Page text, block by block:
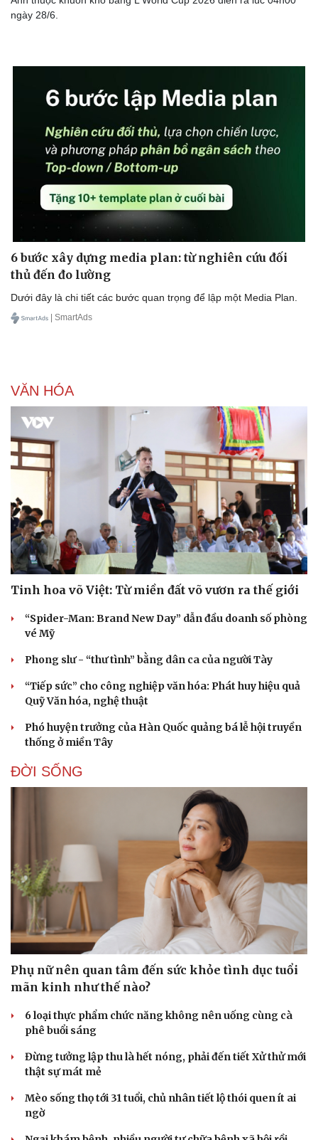
Doanh nghiệp
Thông tin doanh nghiệp
Doanh nghiệp 24h
Vì cộng đồng
Công nghệ
Tin Công nghệ
Chuyển đổi số
Sức khỏe
Cây thuốc
Sản phụ khoa
Đời sống
Blog
ngày 28/6.
6 bước xây dựng media plan: từ nghiên cứu đối
thủ đến đo lường
Dưới đây là chi tiết các bước quan trọng để lập một Media Plan.
| SmartAds
VĂN HÓA
Tinh hoa võ Việt: Từ miền đất võ vươn ra thế giới
“Spider-Man: Brand New Day” dẫn đầu doanh số phòng
vé Mỹ
Phong slư - “thư tình” bằng dân ca của người Tày
“Tiếp sức” cho công nghiệp văn hóa: Phát huy hiệu quả
Quỹ Văn hóa, nghệ thuật
Phó huyện trưởng của Hàn Quốc quảng bá lễ hội truyền
thống ở miền Tây
ĐỜI SỐNG
Phụ nữ nên quan tâm đến sức khỏe tình dục tuổi
mãn kinh như thế nào?
6 loại thực phẩm chức năng không nên uống cùng cà
phê buổi sáng
Đừng tưởng lập thu là hết nóng, phải đến tiết Xử thử mới
thật sự mát mẻ
Mèo sống thọ tới 31 tuổi, chủ nhân tiết lộ thói quen ít ai
ngờ